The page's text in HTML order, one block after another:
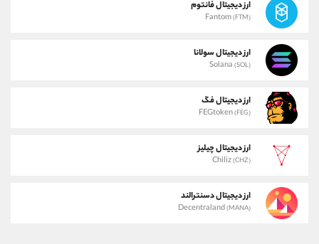
ارز دیجیتال فانتوم
Fantom(FTM)
ارز دیجیتال سولانا
Solana (SOL)
ارز دیجیتال فگ
FEGtoken(FEG)
ارز دیجیتال چیلیز
Chiliz(CHZ)
ارز دیجیتال دسنترالند
Decentraland(MANA)